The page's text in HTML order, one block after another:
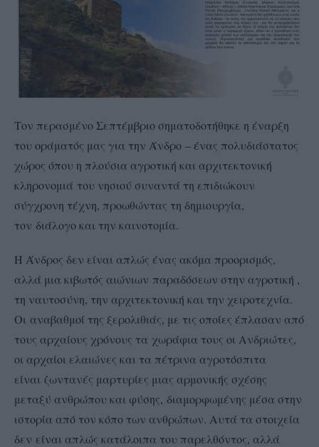
Τον περασμένο Σεπτέμβριο σηματοδοτήθηκε η έναρξη
του οράματός μας για την Άνδρο – ένας πολυδιάστατος
χώρος όπου η πλούσια αγροτική και αρχιτεκτονική
κληρονομιά του νησιού συναντά τη επιδιώκουν
σύγχρονη τέχνη, προωθώντας τη δημιουργία,
τον διάλογο και την καινοτομία.
Η Άνδρος δεν είναι απλώς ένας ακόμα προορισμός,
αλλά μια κιβωτός αιώνιων παραδόσεων στην αγροτική ,
τη ναυτοσύνη, την αρχιτεκτονική και την χειροτεχνία.
Οι αναβαθμοί της ξερολιθιάς, με τις οποίες έπλασαν από
τους αρχαίους χρόνους τα χωράφια τους οι Ανδριώτες,
οι αρχαίοι ελαιώνες και τα πέτρινα αγροτόσπιτα
είναι ζωντανές μαρτυρίες μιας αρμονικής σχέσης
μεταξύ ανθρώπου και φύσης, διαμορφωμένης μέσα στην
ιστορία από τον κόπο των ανθρώπων. Αυτά τα στοιχεία
δεν είναι απλώς κατάλοιπα του παρελθόντος, αλλά